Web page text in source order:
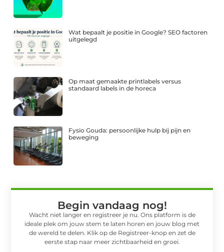
Wat bepaalt je positie in Google? SEO factoren
uitgelegd
Op maat gemaakte printlabels versus
standaard labels in de horeca
Fysio Gouda: persoonlijke hulp bij pijn en
beweging
Begin vandaag nog!
Wacht niet langer en registreer je nu. Ons platform is de
ideale plek om jouw stem te laten horen en jouw blog met
de wereld te delen. Klik op de Registreer-knop en zet de
eerste stap naar meer zichtbaarheid en groei.